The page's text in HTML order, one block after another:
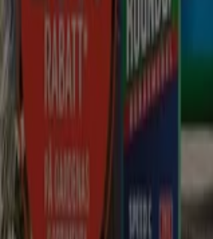
Tiendeo
United Kingdom
Colombia
Argentina France
Nederland
Deutschland Perú
Australia
Polska
Sverige
Ecuador
Danmark
Suomi
United Arab Emirates
Ceská republika
Slovenská
България